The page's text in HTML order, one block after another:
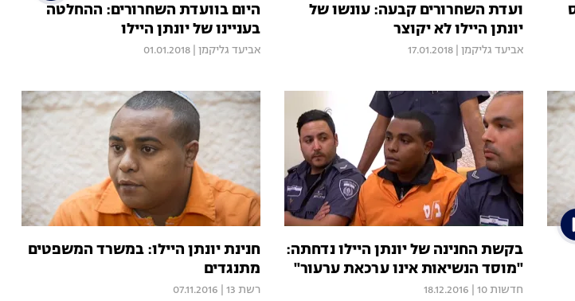
ועדת השחרורים קבעה: עונשו של
יונתן היילו לא יקוצר
אביעד גליקמן 17.01.2018
היום בוועדת השחרורים: ההחלטה
בעניינו של יונתן היילו
אביעד גליקמן 01.01.2018
בקשת החנינה של יונתן היילו נדחתה:
"מוסד הנשיאות אינו ערכאת ערעור"
חדשות 10 18.12.2016
חנינת יונתן היילו: במשרד המשפטים
מתנגדים
רשת 13 07.11.2016